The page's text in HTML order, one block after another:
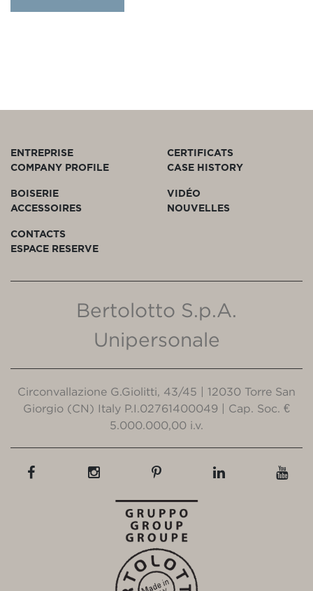
ENTREPRISE
COMPANY PROFILE
CERTIFICATS
CASE HISTORY
BOISERIE
ACCESSOIRES
VIDÉO
NOUVELLES
CONTACTS
ESPACE RESERVE
Bertolotto S.p.A.
Unipersonale
Circonvallazione G.Giolitti, 43/45 | 12030 Torre San
Giorgio (CN) Italy P.I.02761400049 | Cap. Soc. €
5.000.000,00 i.v.